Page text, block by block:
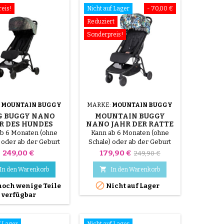
MOUNTAIN BUGGY
BUGGY NANO
DES HUNDES
6 Monaten (ohne
oder ab der Geburt
Schutzschale oder
erhältlichen
Tragetasche)
werden - bis zu 4
Nach Angaben der
wird das
im Flugzeug
einer Lichtquelle
Preis
249,00 €
In den Warenkorb
wenige Teile
verfügbar
- 70,00 €
Nicht auf Lager
Reduziert
Sonderpreis!
MARKE: MOUNTAIN BUGGY
MOUNTAIN BUGGY
NANO JAHR DER RATTE
Kann ab 6 Monaten (ohne
Schale) oder ab der Geburt
(mit der Schutzschale oder
mit der separat erhältlichen
Nano-Tragetasche)
verwendet werden - bis zu 4
Jahren Nach Angaben der
Unternehmen wird das
Preis
179,90 € Verkaufspreis
249,90 €
 In den Warenkorb
 Nicht auf Lager